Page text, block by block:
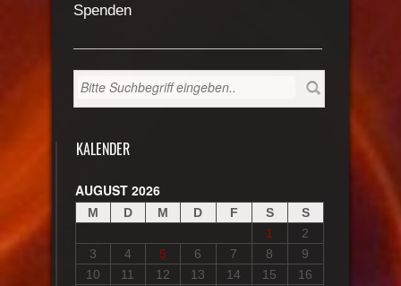
Spenden
KALENDER
AUGUST 2026
M D M D F S
S
1
2
3
4 5 6 7 8
9
10
11 12 13 14 15
16